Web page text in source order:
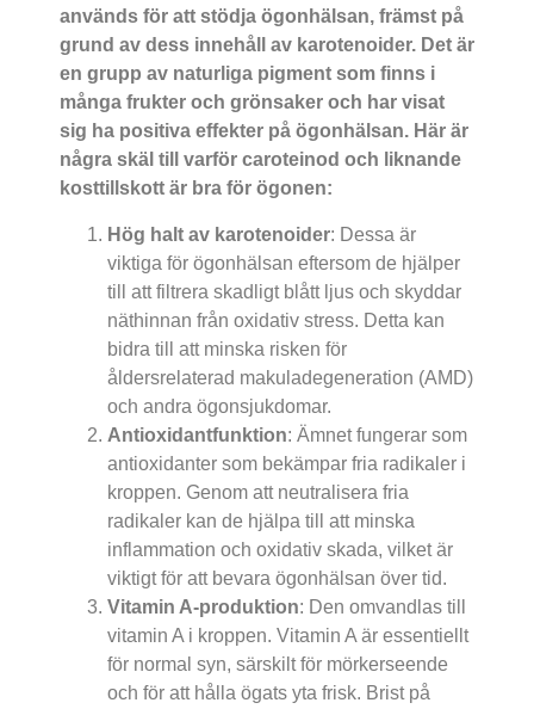
används för att stödja ögonhälsan, främst på
grund av dess innehåll av karotenoider. Det är
en grupp av naturliga pigment som finns i
många frukter och grönsaker och har visat
sig ha positiva effekter på ögonhälsan. Här är
några skäl till varför caroteinod och liknande
kosttillskott är bra för ögonen:
Hög halt av karotenoider: Dessa är
viktiga för ögonhälsan eftersom de hjälper
till att filtrera skadligt blått ljus och skyddar
näthinnan från oxidativ stress. Detta kan
bidra till att minska risken för
åldersrelaterad makuladegeneration (AMD)
och andra ögonsjukdomar.
Antioxidantfunktion: Ämnet fungerar som
antioxidanter som bekämpar fria radikaler i
kroppen. Genom att neutralisera fria
radikaler kan de hjälpa till att minska
inflammation och oxidativ skada, vilket är
viktigt för att bevara ögonhälsan över tid.
Vitamin A-produktion: Den omvandlas till
vitamin A i kroppen. Vitamin A är essentiellt
för normal syn, särskilt för mörkerseende
och för att hålla ögats yta frisk. Brist på